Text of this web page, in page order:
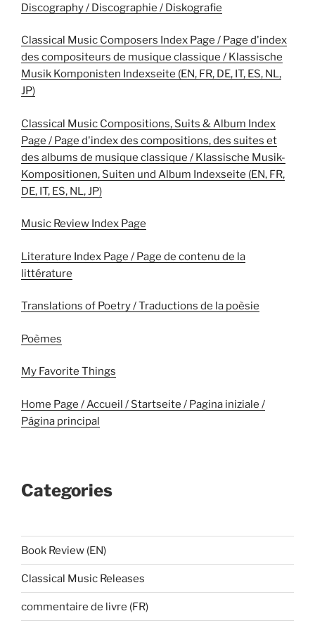
Discography / Discographie / Diskografie
Classical Music Composers Index Page / Page d'index
des compositeurs de musique classique / Klassische
Musik Komponisten Indexseite (EN, FR, DE, IT, ES, NL,
JP)
Classical Music Compositions, Suits & Album Index
Page / Page d'index des compositions, des suites et
des albums de musique classique / Klassische Musik-
Kompositionen, Suiten und Album Indexseite (EN, FR,
DE, IT, ES, NL, JP)
Music Review Index Page
Literature Index Page / Page de contenu de la
littérature
Translations of Poetry / Traductions de la poèsie
Poèmes
My Favorite Things
Home Page / Accueil / Startseite / Pagina iniziale /
Página principal
Categories
Book Review (EN)
Classical Music Releases
commentaire de livre (FR)